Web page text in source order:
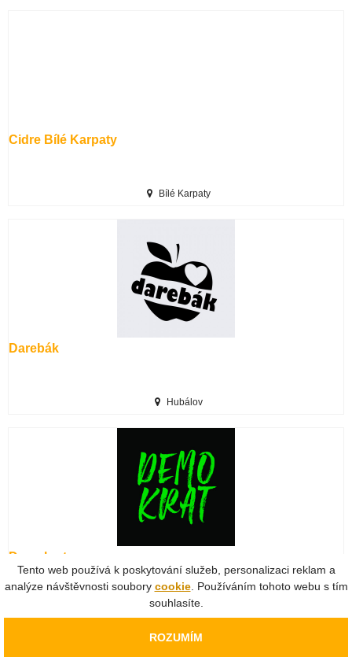
Cidre Bílé Karpaty
Bílé Karpaty
Darebák
Hubálov
Demokrat
Tento web používá k poskytování služeb, personalizaci reklam a
analýze návštěvnosti soubory cookie. Používáním tohoto webu s tím
souhlasíte.
ROZUMÍM